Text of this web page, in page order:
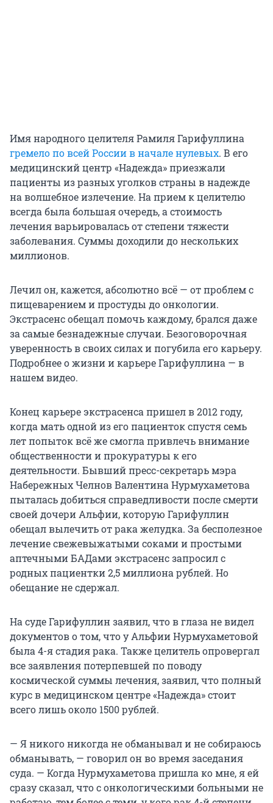
Имя народного целителя Рамиля Гарифуллина
гремело по всей России в начале нулевых. В его
медицинский центр «Надежда» приезжали
пациенты из разных уголков страны в надежде
на волшебное излечение. На прием к целителю
всегда была большая очередь, а стоимость
лечения варьировалась от степени тяжести
заболевания. Суммы доходили до нескольких
миллионов.
Лечил он, кажется, абсолютно всё — от проблем с
пищеварением и простуды до онкологии.
Экстрасенс обещал помочь каждому, брался даже
за самые безнадежные случаи. Безоговорочная
уверенность в своих силах и погубила его карьеру.
Подробнее о жизни и карьере Гарифуллина — в
нашем видео.
Конец карьере экстрасенса пришел в 2012 году,
когда мать одной из его пациенток спустя семь
лет попыток всё же смогла привлечь внимание
общественности и прокуратуры к его
деятельности. Бывший пресс-секретарь мэра
Набережных Челнов Валентина Нурмухаметова
пыталась добиться справедливости после смерти
своей дочери Альфии, которую Гарифуллин
обещал вылечить от рака желудка. За бесполезное
лечение свежевыжатыми соками и простыми
аптечными БАДами экстрасенс запросил с
родных пациентки 2,5 миллиона рублей. Но
обещание не сдержал.
На суде Гарифуллин заявил, что в глаза не видел
документов о том, что у Альфии Нурмухаметовой
была 4-я стадия рака. Также целитель опровергал
все заявления потерпевшей по поводу
космической суммы лечения, заявил, что полный
курс в медицинском центре «Надежда» стоит
всего лишь около 1500 рублей.
— Я никого никогда не обманывал и не собираюсь
обманывать, — говорил он во время заседания
суда. — Когда Нурмухаметова пришла ко мне, я ей
сразу сказал, что с онкологическими больными не